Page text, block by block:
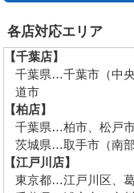
各店対応エリア
【千葉店】
千葉県…千葉市（中
道市
【柏店】
千葉県…柏市、松戸
茨城県…取手市（南部
【江戸川店】
東京都…江戸川区、